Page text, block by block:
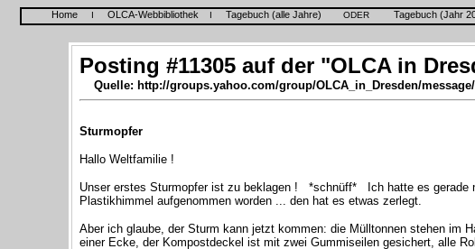
HomeI OLCA-Webbibliothek I Tagebuch (alle Jahre) ODER Tagebuch (Jahr
Posting #11305 auf der "OLCA in
Quelle: http://groups.yahoo.com/group/OLCA_in_Dresden/message/
Sturmopfer
Hallo Weltfamilie !
Unser erstes Sturmopfer ist zu beklagen ! *schnüff*
Ich hatte es
Plastikhimmel aufgenommen worden ... den hat es etwas zerlegt.
Aber ich glaube, der Sturm kann jetzt kommen: die Mülltonnen stehen im
einer Ecke, der Kompostdeckel ist mit zwei Gummiseilen gesichert, alle